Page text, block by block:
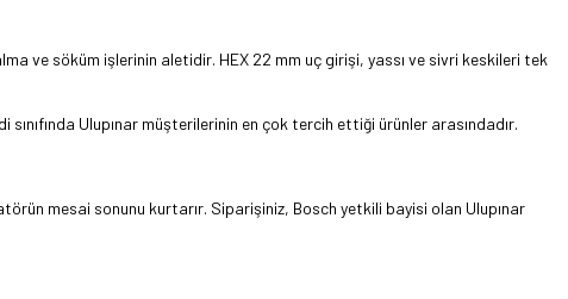
ve söküm işlerinin aletidir. HEX 22 mm uç girişi, yassı ve sivri keskileri tek
Ulupınar müşterilerinin en çok tercih ettiği ürünler arasındadır.
mesai sonunu kurtarır. Siparişiniz, Bosch yetkili bayisi olan Ulupınar